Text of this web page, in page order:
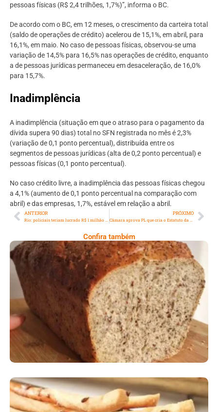
pessoas físicas (R$ 2,4 trilhões, 1,7%)”, informa o BC.
De acordo com o BC, em 12 meses, o crescimento da carteira total
(saldo de operações de crédito) acelerou de 15,1%, em abril, para
16,1%, em maio. No caso de pessoas físicas, observou-se uma
variação de 14,5% para 16,5% nas operações de crédito, enquanto
a de pessoas jurídicas permaneceu em desaceleração, de 16,0%
para 15,7%.
Inadimplência
A inadimplência (situação em que o atraso para o pagamento da
dívida supera 90 dias) total no SFN registrada no mês é 2,3%
(variação de 0,1 ponto percentual), distribuída entre os
segmentos de pessoas jurídicas (alta de 0,2 ponto percentual) e
pessoas físicas (0,1 ponto percentual).
No caso crédito livre, a inadimplência das pessoas físicas chegou
a 4,1% (aumento de 0,1 ponto percentual na comparação com
abril) e das empresas, 1,7%, estável em relação a abril.
ANTERIOR PRÓXIMO
Confira também
Comer Bem: Pão Low Carb